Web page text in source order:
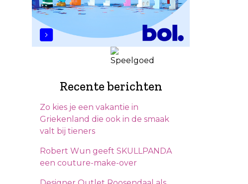
Recente berichten
Zo kies je een vakantie in
Griekenland die ook in de smaak
valt bij tieners
Robert Wun geeft SKULLPANDA
een couture-make-over